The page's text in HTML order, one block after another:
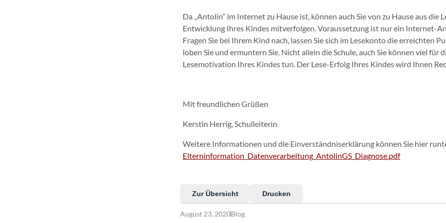
Da „Antolin“ im Internet zu Hause ist, können auch Sie von zu Hause aus die
Entwicklung Ihres Kindes mitverfolgen. Voraussetzung ist nur ein Internet-
Fragen Sie bei Ihrem Kind nach, lassen Sie sich im Lesekonto die erreichten
loben Sie und ermuntern Sie. Nicht allein die Schule, auch Sie können viel für
Lesemotivation Ihres Kindes tun. Der Lese-Erfolg Ihres Kindes wird Ihnen
Mit freundlichen Grüßen
Kerstin Herrig, Schulleiterin
Weitere Informationen und die Einverständniserklärung können Sie hier
Elterninformation_Datenverarbeitung_AntolinGS_Diagnose.pdf
Zur Übersicht Drucken
August 23, 2020Blog